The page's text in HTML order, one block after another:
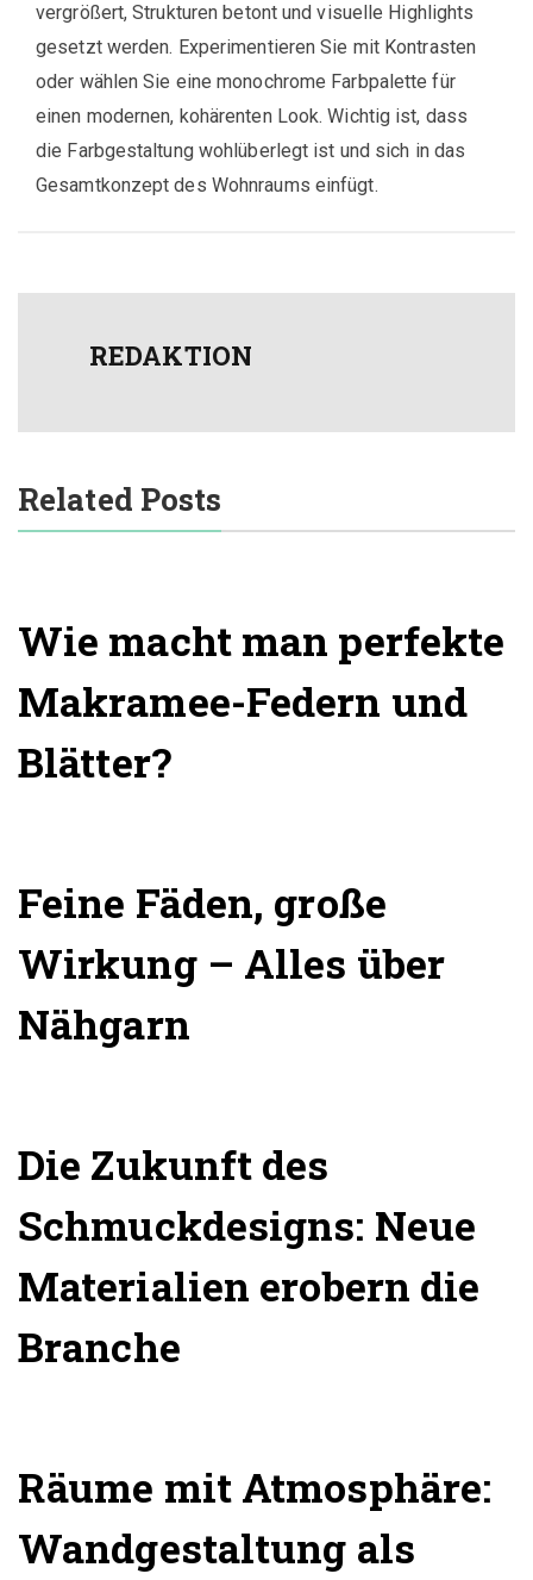
vergrößert, Strukturen betont und visuelle Highlights
gesetzt werden. Experimentieren Sie mit Kontrasten
oder wählen Sie eine monochrome Farbpalette für
einen modernen, kohärenten Look. Wichtig ist, dass
die Farbgestaltung wohlüberlegt ist und sich in das
Gesamtkonzept des Wohnraums einfügt.
REDAKTION
Related Posts
Wie macht man perfekte
Makramee-Federn und
Blätter?
Feine Fäden, große
Wirkung – Alles über
Nähgarn
Die Zukunft des
Schmuckdesigns: Neue
Materialien erobern die
Branche
Räume mit Atmosphäre:
Wandgestaltung als